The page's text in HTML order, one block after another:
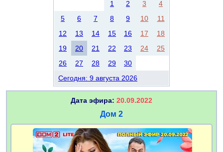
1
2 3
4
5
6 7 8 9 10
11
12
13 14 15 16 17
18
19
20 21 22 23 24
25
26
27 28 29
30
Сегодня: 9 августа 2026
Дата эфира: 20.09.2022
Дом 2